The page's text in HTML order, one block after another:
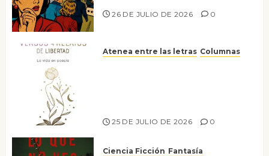
26 DE JULIO DE 2026 0
Atenea entre las letras Columnas
25 DE JULIO DE 2026 0
Ciencia Ficción Fantasía